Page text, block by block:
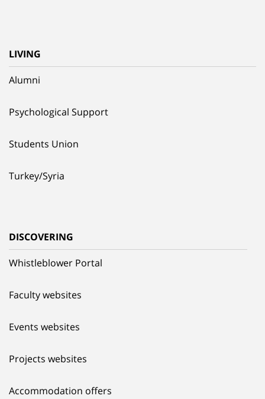
LIVING
Alumni
Psychological Support
Students Union
Turkey/Syria
DISCOVERING
Whistleblower Portal
Faculty websites
Events websites
Projects websites
Accommodation offers